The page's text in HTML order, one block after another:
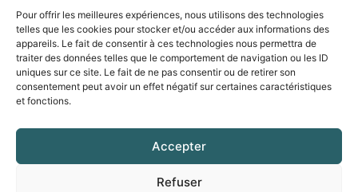
Pour offrir les meilleures expériences, nous utilisons des technologies
telles que les cookies pour stocker et/ou accéder aux informations des
appareils. Le fait de consentir à ces technologies nous permettra de
traiter des données telles que le comportement de navigation ou les ID
uniques sur ce site. Le fait de ne pas consentir ou de retirer son
consentement peut avoir un effet négatif sur certaines caractéristiques
et fonctions.
Accepter
Refuser
Une initiative de la Chambre d’agriculture du Rhône